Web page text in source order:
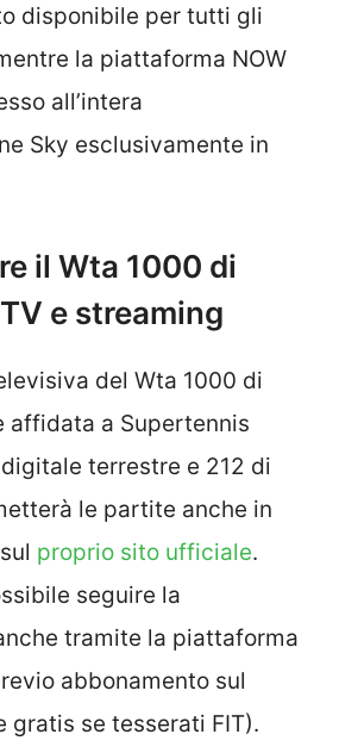
disponibile per tutti gli
la piattaforma NOW
all’intera
Sky esclusivamente in
il Wta 1000 di
e streaming
del Wta 1000 di
affidata a Supertennis
terrestre e 212 di
le partite anche in
proprio sito ufficiale.
seguire la
tramite la piattaforma
abbonamento sul
gratis se tesserati FIT).